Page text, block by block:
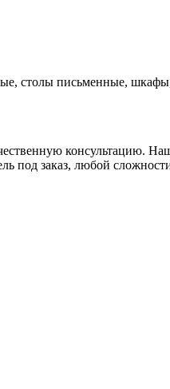
столы письменные, шкафы,
консультацию.
под заказ, любой